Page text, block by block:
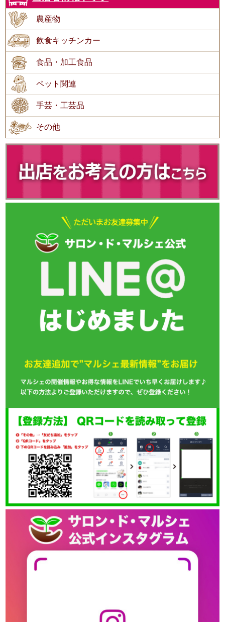
農産物
飲食キッチンカー
食品・加工食品
ペット関連
手芸・工芸品
その他